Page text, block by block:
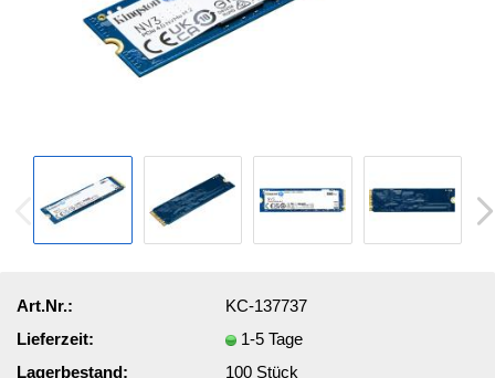
Art.Nr.:
KC-137737
Lieferzeit:
1-5 Tage
Lagerbestand:
100 Stück